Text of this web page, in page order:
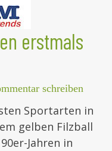
erstmals
schreiben
Sportarten in
gelben Filzball
Jahren in